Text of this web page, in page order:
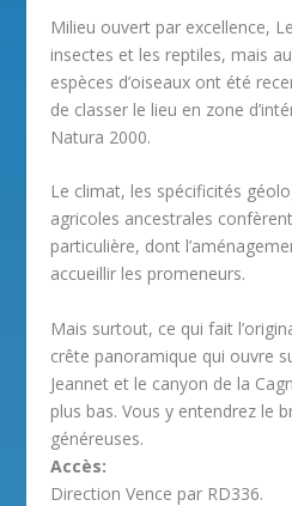
Milieu ouvert par excellence,
insectes et les reptiles, mais
espèces d’oiseaux ont été
de classer le lieu en zone
Natura 2000.
Le climat, les spécificités
agricoles ancestrales
particulière, dont
accueillir les promeneurs.
Mais surtout, ce qui fait
crête panoramique qui ouvre
Jeannet et le canyon de la
plus bas. Vous y entendrez le
généreuses.
Accès:
Direction Vence par RD336.